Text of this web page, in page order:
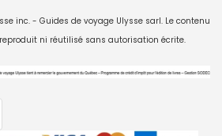
inc. - Guides de voyage Ulysse sarl. Le contenu
ni réutilisé sans autorisation écrite.